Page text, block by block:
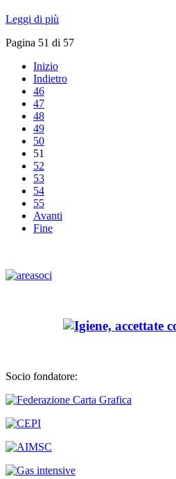
Leggi di più
Pagina 51 di 57
Inizio
Indietro
46
47
48
49
50
51
52
53
54
55
Avanti
Fine
Socio fondatore: